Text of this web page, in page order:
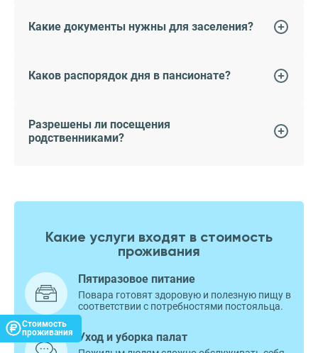
Какие документы нужны для заселения?
Каков распорядок дня в пансионате?
Разрешены ли посещения
родственниками?
Какие услуги входят в стоимость
проживания
Пятиразовое питание
Повара готовят здоровую и полезную пищу в
соответствии с потребностями постояльца.
Уход и уборка палат
Стоимость
проживания